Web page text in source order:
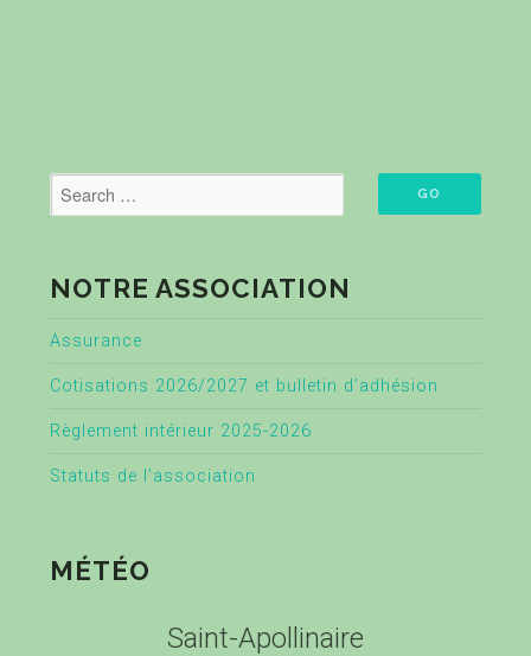
NOTRE ASSOCIATION
Assurance
Cotisations 2026/2027 et bulletin d’adhésion
Règlement intérieur 2025-2026
Statuts de l’association
MÉTÉO
Saint-Apollinaire